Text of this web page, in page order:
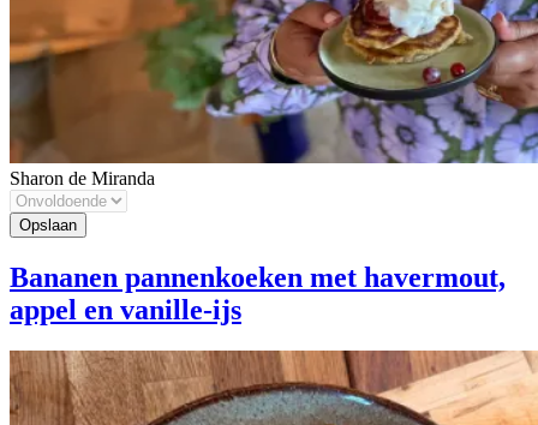
Sharon de Miranda
Bananen pannenkoeken met havermout,
appel en vanille-ijs